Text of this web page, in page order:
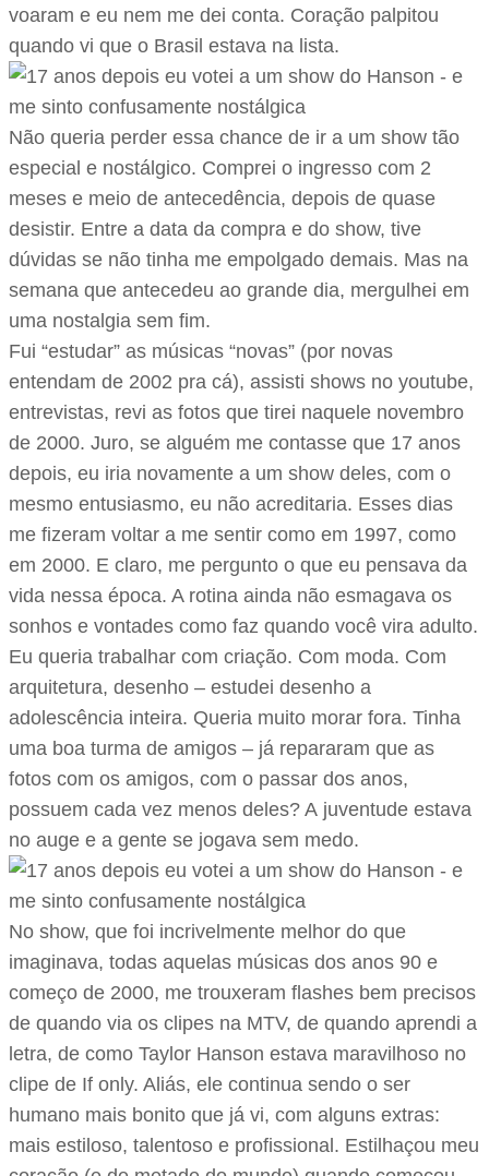
voaram e eu nem me dei conta. Coração palpitou
quando vi que o Brasil estava na lista.
Não queria perder essa chance de ir a um show tão
especial e nostálgico. Comprei o ingresso com 2
meses e meio de antecedência, depois de quase
desistir. Entre a data da compra e do show, tive
dúvidas se não tinha me empolgado demais. Mas na
semana que antecedeu ao grande dia, mergulhei em
uma nostalgia sem fim.
Fui “estudar” as músicas “novas” (por novas
entendam de 2002 pra cá), assisti shows no youtube,
entrevistas, revi as fotos que tirei naquele novembro
de 2000. Juro, se alguém me contasse que 17 anos
depois, eu iria novamente a um show deles, com o
mesmo entusiasmo, eu não acreditaria. Esses dias
me fizeram voltar a me sentir como em 1997, como
em 2000. E claro, me pergunto o que eu pensava da
vida nessa época. A rotina ainda não esmagava os
sonhos e vontades como faz quando você vira adulto.
Eu queria trabalhar com criação. Com moda. Com
arquitetura, desenho – estudei desenho a
adolescência inteira. Queria muito morar fora. Tinha
uma boa turma de amigos – já repararam que as
fotos com os amigos, com o passar dos anos,
possuem cada vez menos deles? A juventude estava
no auge e a gente se jogava sem medo.
No show, que foi incrivelmente melhor do que
imaginava, todas aquelas músicas dos anos 90 e
começo de 2000, me trouxeram flashes bem precisos
de quando via os clipes na MTV, de quando aprendi a
letra, de como Taylor Hanson estava maravilhoso no
clipe de If only. Aliás, ele continua sendo o ser
humano mais bonito que já vi, com alguns extras:
mais estiloso, talentoso e profissional. Estilhaçou meu